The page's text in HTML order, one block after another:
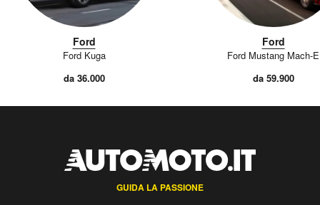
Ford
Ford Kuga
da 36.000
Ford
Ford Mustang Mach-E
da 59.900
GUIDA LA PASSIONE